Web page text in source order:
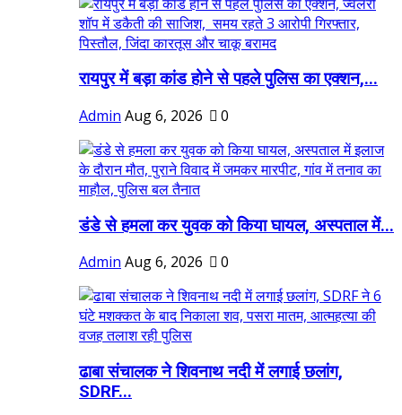
रायपुर में बड़ा कांड होने से पहले पुलिस का एक्शन,...
Admin Aug 6, 2026 0
डंडे से हमला कर युवक को किया घायल, अस्पताल में...
Admin Aug 6, 2026 0
ढाबा संचालक ने शिवनाथ नदी में लगाई छलांग,
SDRF...